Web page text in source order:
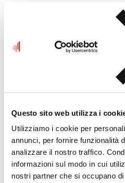
Questo sito web utilizza i
Utilizziamo i cookie per
annunci, per fornire funzionalità
analizzare il nostro traffico.
informazioni sul modo in cui
nostri partner che si occupano
AWSELB
CMSSESSID#
PHPSESSID